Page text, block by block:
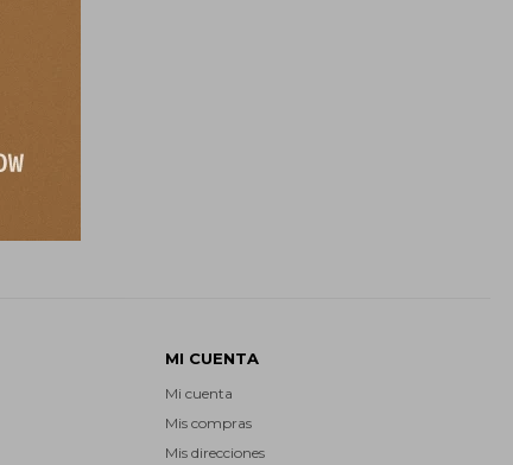
MI CUENTA
Mi cuenta
Mis compras
Mis direcciones